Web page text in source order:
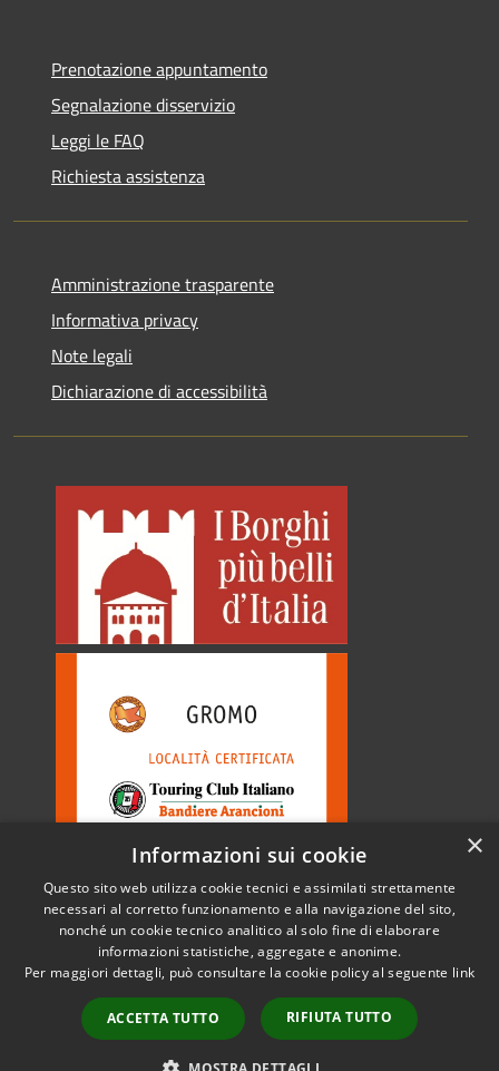
Prenotazione appuntamento
Segnalazione disservizio
Leggi le FAQ
Richiesta assistenza
Amministrazione trasparente
Informativa privacy
Note legali
Dichiarazione di accessibilità
Accessibilità
Copyright © 2026 • Comune di
Gromo • Powered by
Municipium•
Accesso
redazione
×
Informazioni sui cookie
Questo sito web utilizza cookie tecnici e assimilati strettamente
necessari al corretto funzionamento e alla navigazione del sito,
nonché un cookie tecnico analitico al solo fine di elaborare
informazioni statistiche, aggregate e anonime.
Per maggiori dettagli, può consultare la cookie policy al seguente link
ACCETTA TUTTO RIFIUTA TUTTO